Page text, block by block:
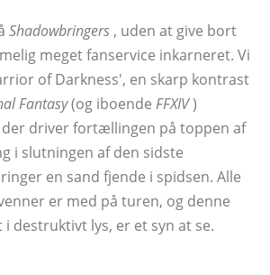
Shadowbringers , uden at give bort
meget fanservice inkarneret. Vi
of Darkness', en skarp kontrast
Fantasy(og iboende FFXIV)
driver fortællingen på toppen af
i slutningen af ​​den sidste
en sand fjende i spidsen. Alle
er med på turen, og denne
i destruktivt lys, er et syn at se.